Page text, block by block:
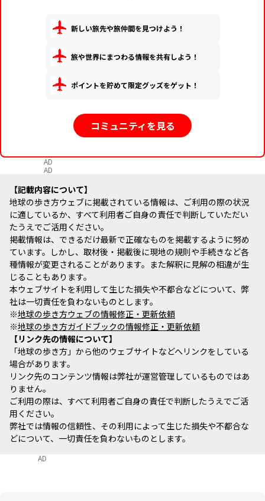
新しい旅先や旅仲間を見つけよう！
旅や世界にまつわる情報を共有しよう！
ポイントを貯めて限定グッズをゲット！
コミュニティを見る
AD
AD
記載内容について
地球の歩き方ウェブに掲載されている情報は、ご利用の際の状況
に適しているか、すべて利用者ご自身の責任で判断していただい
たうえでご活用ください。
掲載情報は、できるだけ最新で正確なものを掲載するように努め
ています。しかし、取材後・掲載後に現地の規則や手続きなど各
種情報が変更されることがあります。また解釈に見解の相違が生
じることもあります。
本ウェブサイトを利用して生じた損失や不都合などについて、弊
社は一切責任を負わないものとします。
※地球の歩き方ウェブの情報修正・更新依頼
※地球の歩き方ガイドブックの情報修正・更新依頼
リンク先の情報について
「地球の歩き方」から他のウェブサイトなどへリンクをしている
場合があります。
リンク先のコンテンツ情報は弊社が運営管理しているものではあ
りません。
ご利用の際は、すべて利用者ご自身の責任で判断したうえでご活
用ください。
弊社では情報の信頼性、その利用によって生じた損失や不都合な
どについて、一切責任を負わないものとします。
AD